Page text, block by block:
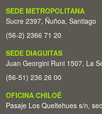
SEDE METROPOLITANA
Sucre 2397, Ñuñoa, Santiago
(56-2) 2366 71 20
SEDE DIAGUITAS
Juan Georgini Runi 1507, La
(56-51) 236 26 00
OFICINA CHILOÉ
Pasaje Los Queltehues s/n,